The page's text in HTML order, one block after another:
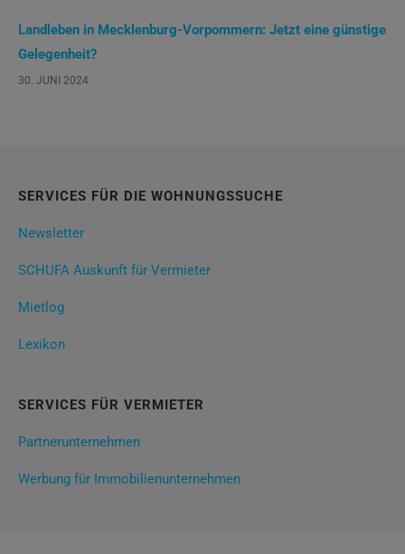
Landleben in Mecklenburg-Vorpommern: Jetzt eine günstige
Gelegenheit?
30. JUNI 2024
SERVICES FÜR DIE WOHNUNGSSUCHE
Newsletter
SCHUFA Auskunft für Vermieter
Mietlog
Lexikon
SERVICES FÜR VERMIETER
Partnerunternehmen
Werbung für Immobilienunternehmen